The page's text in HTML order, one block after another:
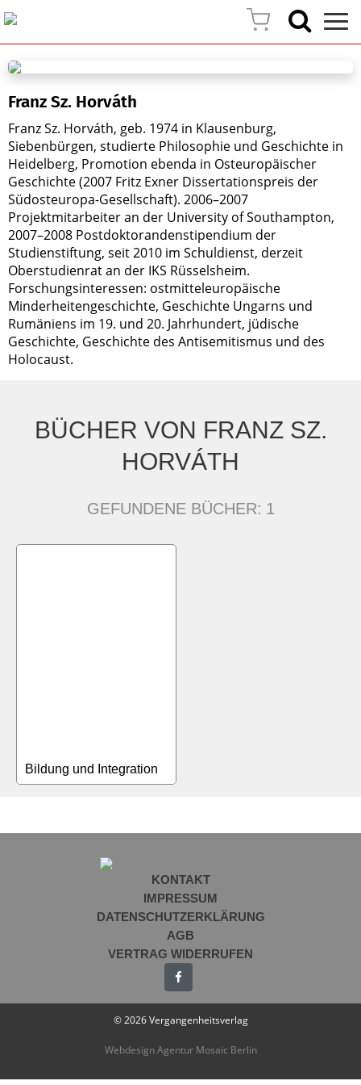
Franz Sz. Horváth
Franz Sz. Horváth, geb. 1974 in Klausenburg,
Siebenbürgen, studierte Philosophie und Geschichte in
Heidelberg, Promotion ebenda in Osteuropäischer
Geschichte (2007 Fritz Exner Dissertationspreis der
Südosteuropa-Gesellschaft). 2006–2007
Projektmitarbeiter an der University of Southampton,
2007–2008 Postdoktorandenstipendium der
Studienstiftung, seit 2010 im Schuldienst, derzeit
Oberstudienrat an der IKS Rüsselsheim.
Forschungsinteressen: ostmitteleuropäische
Minderheitengeschichte, Geschichte Ungarns und
Rumäniens im 19. und 20. Jahrhundert, jüdische
Geschichte, Geschichte des Antisemitismus und des
Holocaust.
BÜCHER VON FRANZ SZ.
HORVÁTH
GEFUNDENE BÜCHER: 1
Bildung und Integration
KONTAKT
IMPRESSUM
DATENSCHUTZERKLÄRUNG
AGB
VERTRAG WIDERRUFEN
© 2026 Vergangenheitsverlag
Webdesign Agentur Mosaic Berlin